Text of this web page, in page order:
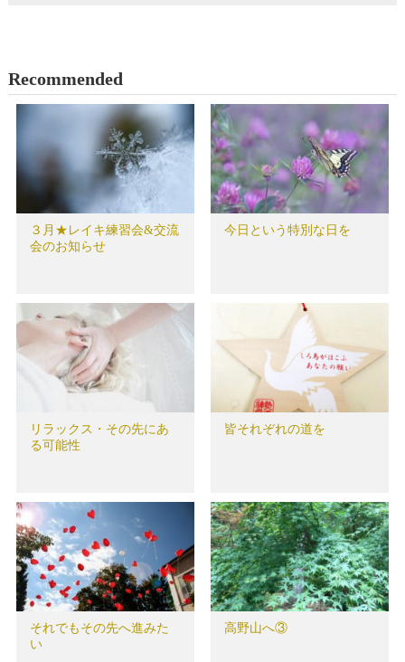
Recommended
３月★レイキ練習会&交流
会のお知らせ
今日という特別な日を
リラックス・その先にあ
る可能性
皆それぞれの道を
それでもその先へ進みた
い
高野山へ③